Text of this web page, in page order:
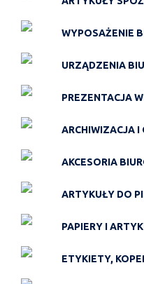
WYPOSAŻENIE
URZĄDZENIA
PREZENTACJA
ARCHIWIZACJA
AKCESORIA
ARTYKUŁY DO
PAPIERY I
ETYKIETY,